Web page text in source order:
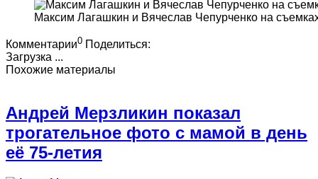
Максим Лагашкин и Вячеслав Чепурченко на
Комментарии0 Поделиться:
Загрузка ...
Похожие материалы
Андрей Мерзликин показал
трогательное фото с мамой в день
её 75-летия